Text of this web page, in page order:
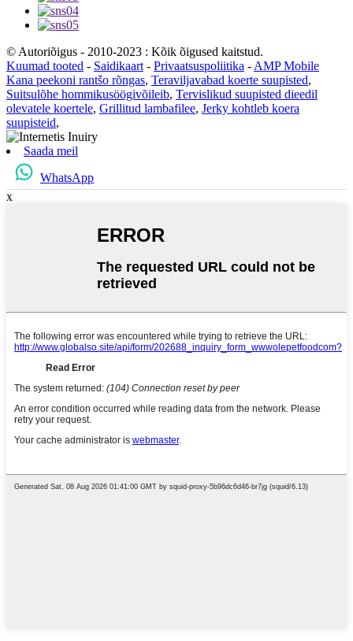
© Autoriõigus - 2010-2023 : Kõik õigused kaitstud.
Kuumad tooted - Saidikaart- Privaatsuspoliitika -AMP Mobile
Kana peekoni rantšo rõngas, Teraviljavabad koerte suupisted,
Suitsulõhe hommikusöögivõileib, Tervislikud suupisted dieedil
olevatele koertele, Grillitud lambafilee, Jerky kohtleb koera
suupisteid,
Saada meil
WhatsApp
x